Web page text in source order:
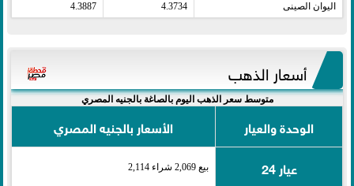
اليوان الصينى​ 4.3734
4.3887
أسعار الذهب
متوسط سعر الذهب اليوم بالصاغة بالجنيه المصري
الوحدة والعيار
الأسعار بالجنيه المصري
عيار 24
بيع 2,069 شراء 2,114